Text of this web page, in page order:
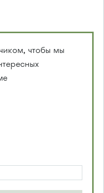
чтобы мы